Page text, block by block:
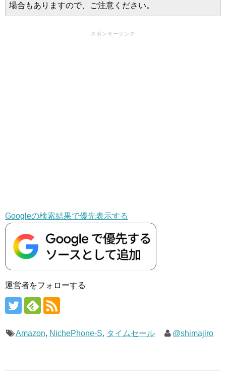
場合もありますので、ご注意ください。
スポンサーリンク
Googleの検索結果で優先表示する
運営者をフォローする
Amazon, NichePhone-S, タイムセール @shimajiro